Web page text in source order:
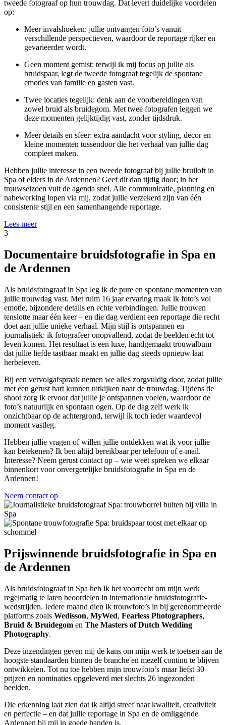
tweede fotograaf op hun trouwdag. Dat levert duidelijke voordelen
op:
Meer invalshoeken: jullie ontvangen foto’s vanuit
verschillende perspectieven, waardoor de reportage rijker en
gevarieerder wordt.
Geen moment gemist: terwijl ik mij focus op jullie als
bruidspaar, legt de tweede fotograaf tegelijk de spontane
emoties van familie en gasten vast.
Twee locaties tegelijk: denk aan de voorbereidingen van
zowel bruid als bruidegom. Met twee fotografen leggen we
deze momenten gelijktijdig vast, zonder tijdsdruk.
Meer details en sfeer: extra aandacht voor styling, decor en
kleine momenten tussendoor die het verhaal van jullie dag
compleet maken.
Hebben jullie interesse in een tweede fotograaf bij jullie bruiloft in
Spa of elders in de Ardennen? Geef dit dan tijdig door; in het
trouwseizoen vult de agenda snel. Alle communicatie, planning en
nabewerking lopen via mij, zodat jullie verzekerd zijn van één
consistente stijl en een samenhangende reportage.
Lees meer
3
Documentaire bruidsfotografie in Spa en
de Ardennen
Als bruidsfotograaf in Spa leg ik de pure en spontane momenten van
jullie trouwdag vast. Met ruim 16 jaar ervaring maak ik foto’s vol
emotie, bijzondere details en echte verbindingen. Jullie trouwen
tenslotte maar één keer – en die dag verdient een reportage die recht
doet aan jullie unieke verhaal. Mijn stijl is ontspannen en
journalistiek: ik fotografeer onopvallend, zodat de beelden écht tot
leven komen. Het resultaat is een luxe, handgemaakt trouwalbum
dat jullie liefde tastbaar maakt en jullie dag steeds opnieuw laat
herbeleven.
Bij een vervolgafspraak nemen we alles zorgvuldig door, zodat jullie
met een gerust hart kunnen uitkijken naar de trouwdag. Tijdens de
shoot zorg ik ervoor dat jullie je ontspannen voelen, waardoor de
foto’s natuurlijk en spontaan ogen. Op de dag zelf werk ik
onzichtbaar op de achtergrond, terwijl ik toch ieder waardevol
moment vastleg.
Hebben jullie vragen of willen jullie ontdekken wat ik voor jullie
kan betekenen? Ik ben altijd bereikbaar per telefoon of e-mail.
Interesse? Neem gerust contact op – wie weet spreken we elkaar
binnenkort voor onvergetelijke bruidsfotografie in Spa en de
Ardennen!
Neem contact op
Prijswinnende bruidsfotografie in Spa en
de Ardennen
Als bruidsfotograaf in Spa heb ik het voorrecht om mijn werk
regelmatig te laten beoordelen in internationale bruidsfotografie-
wedstrijden. Iedere maand dien ik trouwfoto’s in bij gerenommeerde
platforms zoals Wedisson, MyWed, Fearless Photographers,
Bruid & Bruidegom en The Masters of Dutch Wedding
Photography.
Deze inzendingen geven mij de kans om mijn werk te toetsen aan de
hoogste standaarden binnen de branche en mezelf continu te blijven
ontwikkelen. Tot nu toe hebben mijn trouwfoto’s maar liefst 30
prijzen en nominaties opgeleverd met slechts 26 ingezonden
beelden.
Die erkenning laat zien dat ik altijd streef naar kwaliteit, creativiteit
en perfectie – en dat jullie reportage in Spa en de omliggende
Ardennen bij mij in goede handen is.